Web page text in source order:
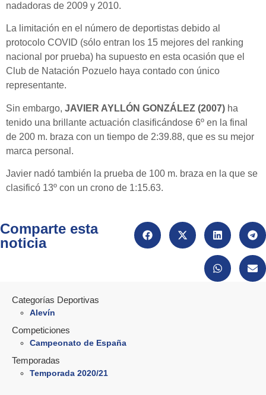
nadadoras de 2009 y 2010.
La limitación en el número de deportistas debido al
protocolo COVID (sólo entran los 15 mejores del ranking
nacional por prueba) ha supuesto en esta ocasión que el
Club de Natación Pozuelo haya contado con único
representante.
Sin embargo, JAVIER AYLLÓN GONZÁLEZ (2007) ha
tenido una brillante actuación clasificándose 6º en la final
de 200 m. braza con un tiempo de 2:39.88, que es su mejor
marca personal.
Javier nadó también la prueba de 100 m. braza en la que se
clasificó 13º con un crono de 1:15.63.
Comparte esta
noticia
Categorías Deportivas
Alevín
Competiciones
Campeonato de España
Temporadas
Temporada 2020/21